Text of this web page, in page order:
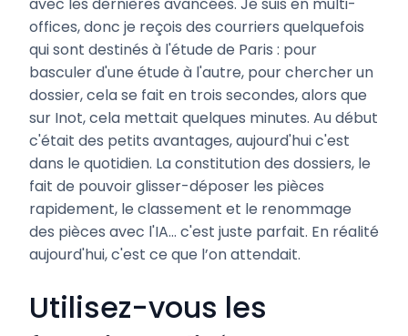
avec les dernières avancées. Je suis en multi-
offices, donc je reçois des courriers quelquefois
qui sont destinés à l'étude de Paris : pour
basculer d'une étude à l'autre, pour chercher un
dossier, cela se fait en trois secondes, alors que
sur Inot, cela mettait quelques minutes. Au début
c'était des petits avantages, aujourd'hui c'est
dans le quotidien. La constitution des dossiers, le
fait de pouvoir glisser-déposer les pièces
rapidement, le classement et le renommage
des pièces avec l'IA… c'est juste parfait. En réalité
aujourd'hui, c'est ce que l’on attendait.
Utilisez-vous les